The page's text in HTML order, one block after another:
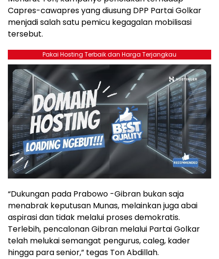
Capres-cawapres yang diusung DPP Partai Golkar
menjadi salah satu pemicu kegagalan mobilisasi
tersebut.
Pakai Hosting Terbaik dan Harga Terjangkau
“Dukungan pada Prabowo -Gibran bukan saja
menabrak keputusan Munas, melainkan juga abai
aspirasi dan tidak melalui proses demokratis.
Terlebih, pencalonan Gibran melalui Partai Golkar
telah melukai semangat pengurus, caleg, kader
hingga para senior,” tegas Ton Abdillah.